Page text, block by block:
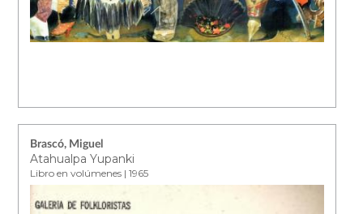
Brascó, Miguel
Atahualpa Yupanki
Libro en volúmenes | 1965